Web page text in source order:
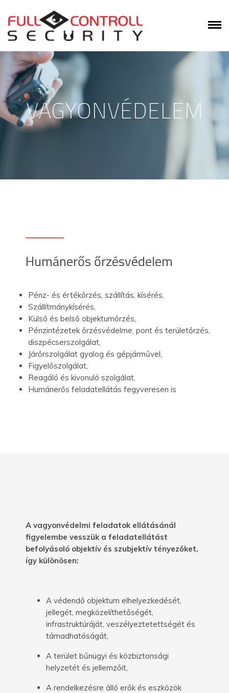
VAGYONVÉDELEM
Humánerős őrzésvédelem
Pénz- és értékőrzés, szállítás, kísérés,
Szállítmánykísérés,
Külső és belső objektumőrzés,
Pénzintézetek őrzésvédelme, pont és területőrzés,
diszpécserszolgálat,
Járőrszolgálat gyalog és gépjárművel,
Figyelőszolgálat,
Reagáló és kivonuló szolgálat,
Humánerős feladatellátás fegyveresen is
A vagyonvédelmi feladatok ellátásánál
figyelembe vesszük a feladatellátást
befolyásoló objektív és szubjektív tényezőket,
így különösen:
A védendő objektum elhelyezkedését,
jellegét, megközelíthetőségét,
infrastruktúráját, veszélyeztetettségét és
támadhatóságát,
A terület bűnügyi és közbiztonsági
helyzetét és jellemzőit,
A rendelkezésre álló erők és eszközök